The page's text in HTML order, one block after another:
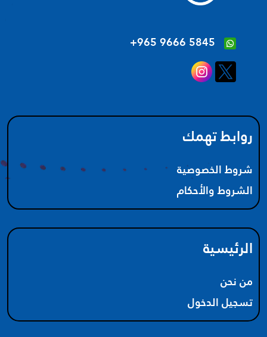
‪+965 9666 5845‬
روابط تهمك
شروط الخصوصية
الشروط والأحكام
الرئيسية
من نحن
تسجيل الدخول